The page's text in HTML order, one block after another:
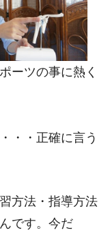
ーツの事に熱く
・・正確に言う
方法・指導方法
です。今だ